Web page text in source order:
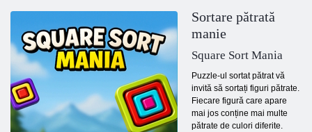
Sortare pătrată
manie
Square Sort Mania
Puzzle-ul sortat pătrat vă
invită să sortați figuri pătrate.
Fiecare figură care apare
mai jos conține mai multe
pătrate de culori diferite.